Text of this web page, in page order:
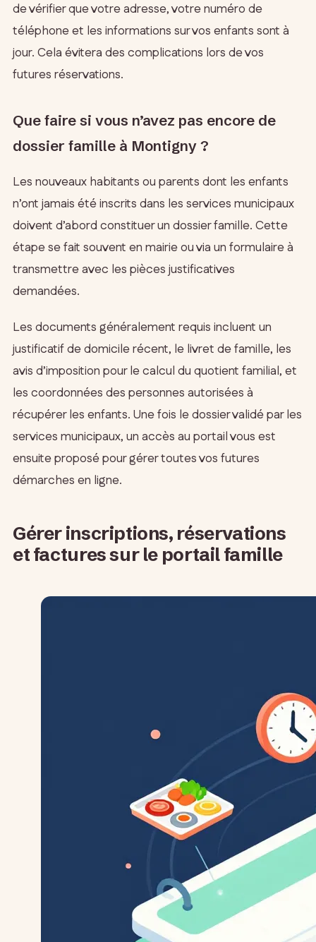
de vérifier que votre adresse, votre numéro de
téléphone et les informations sur vos enfants sont à
jour. Cela évitera des complications lors de vos
futures réservations.
Que faire si vous n’avez pas encore de
dossier famille à Montigny ?
Les nouveaux habitants ou parents dont les enfants
n’ont jamais été inscrits dans les services municipaux
doivent d’abord constituer un dossier famille. Cette
étape se fait souvent en mairie ou via un formulaire à
transmettre avec les pièces justificatives
demandées.
Les documents généralement requis incluent un
justificatif de domicile récent, le livret de famille, les
avis d’imposition pour le calcul du quotient familial, et
les coordonnées des personnes autorisées à
récupérer les enfants. Une fois le dossier validé par les
services municipaux, un accès au portail vous est
ensuite proposé pour gérer toutes vos futures
démarches en ligne.
Gérer inscriptions, réservations
et factures sur le portail famille